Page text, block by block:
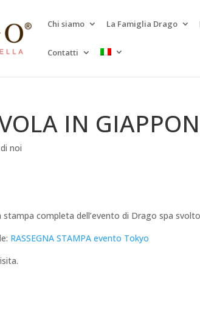
Chi siamo La Famiglia Drago
Contatti
IN
noi
completa dell’evento di Drago spa
RASSEGNA STAMPA evento Tokyo